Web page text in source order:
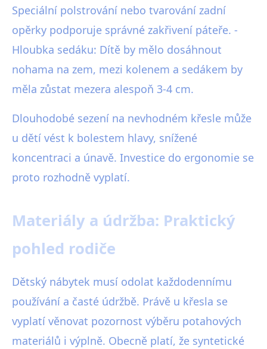
Speciální polstrování nebo tvarování zadní
opěrky podporuje správné zakřivení páteře. -
Hloubka sedáku: Dítě by mělo dosáhnout
nohama na zem, mezi kolenem a sedákem by
měla zůstat mezera alespoň 3-4 cm.
Dlouhodobé sezení na nevhodném křesle může
u dětí vést k bolestem hlavy, snížené
koncentraci a únavě. Investice do ergonomie se
proto rozhodně vyplatí.
Materiály a údržba: Praktický
pohled rodiče
Dětský nábytek musí odolat každodennímu
používání a časté údržbě. Právě u křesla se
vyplatí věnovat pozornost výběru potahových
materiálů i výplně. Obecně platí, že syntetické